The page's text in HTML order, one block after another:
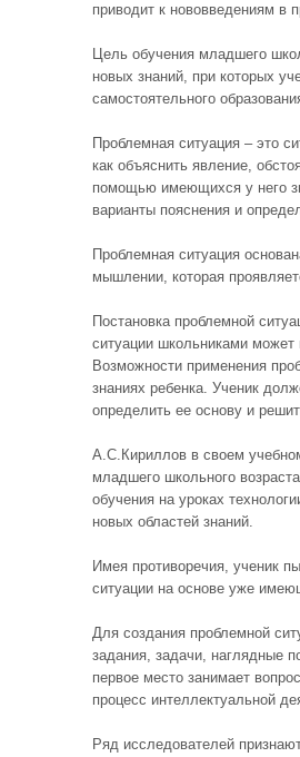
приводит к нововведениям в
Цель обучения младшего
новых знаний, при которых
самостоятельного
Проблемная ситуация – это
как объяснить явление,
помощью имеющихся у него
варианты пояснения и
Проблемная ситуация
мышлении, которая
Постановка проблемной
ситуации школьниками может
Возможности применения
знаниях ребенка. Ученик
определить ее основу и
А.С.Кириллов в своем
младшего школьного
обучения на уроках
новых областей знаний.
Имея противоречия, ученик
ситуации на основе уже
Для создания проблемной
задания, задачи, наглядные
первое место занимает
процесс интеллектуальной
Ряд исследователей